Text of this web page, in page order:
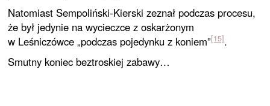
Natomiast Sempoliński-Kierski zeznał podczas procesu,
że był jedynie na wycieczce z oskarżonym
w Leśniczówce „podczas pojedynku z koniem”[15].
Smutny koniec beztroskiej zabawy…